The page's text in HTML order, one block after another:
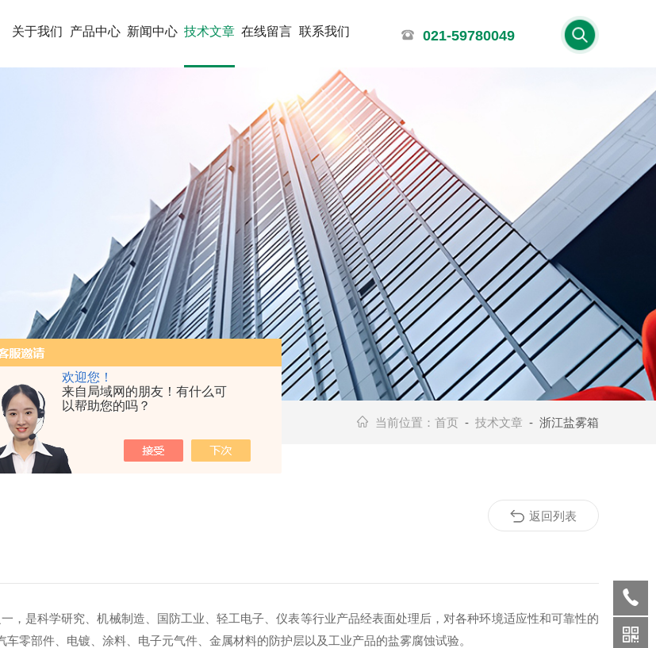
欢迎您！
来自局域网的朋友！有什么可
以帮助您的吗？
关于我们 产品中心 新闻中心 技术文章 在线留言 联系我们 021-59780049
文章 当前位置： 首页 - 技术文章 - 浙江盐雾箱
，是科学研究、机械制造、国防工业、轻工电子、仪表等行业产品经表面处理后，对各种环境适应性和可靠性的
部件、电镀、涂料、电子元气件、金属材料的防护层以及工业产品的盐雾腐蚀试验。
返回列表